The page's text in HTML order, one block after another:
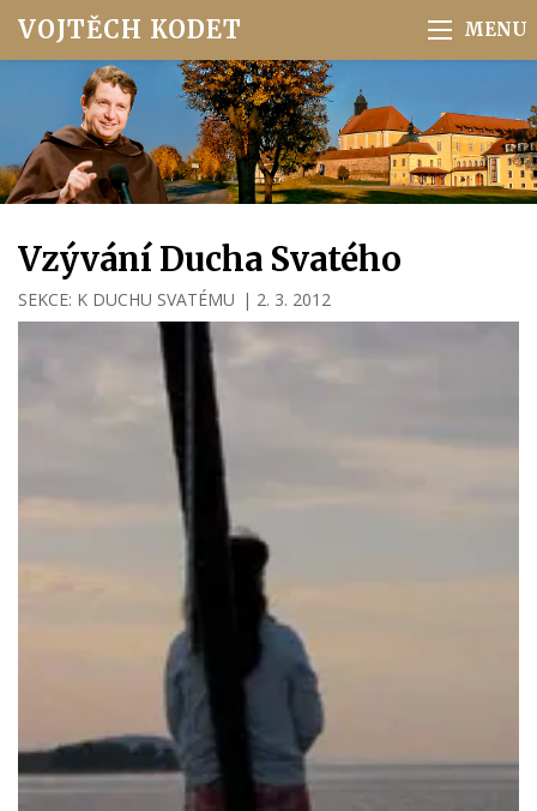
VOJTĚCH KODET
Vzývání Ducha Svatého
SEKCE: K DUCHU SVATÉMU | 2. 3. 2012